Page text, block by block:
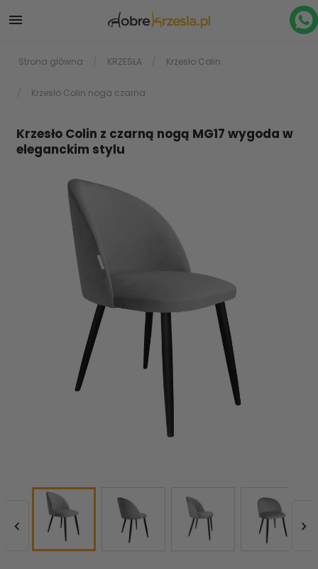

Strona główna KRZESŁA Krzesło Colin
Krzesło Colin noga czarna
Krzesło Colin z czarną nogą MG17 wygoda w
eleganckim stylu
 